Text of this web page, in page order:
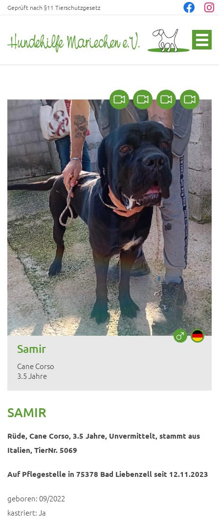
Geprüft nach §11 Tierschutzgesetz
Samir
Cane Corso
3.5 Jahre
SAMIR
Rüde, Cane Corso, 3.5 Jahre, Unvermittelt, stammt aus
Italien, TierNr. 5069
Auf Pflegestelle in 75378 Bad Liebenzell seit 12.11.2023
geboren: 09/2022
kastriert: Ja